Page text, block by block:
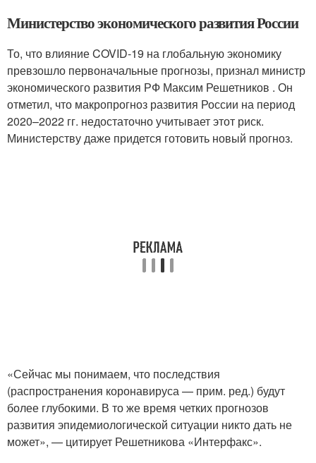
Министерство экономического развития России
То, что влияние COVID-19 на глобальную экономику
превзошло первоначальные прогнозы, признал министр
экономического развития РФ Максим Решетников . Он
отметил, что макропрогноз развития России на период
2020–2022 гг. недостаточно учитывает этот риск.
Министерству даже придется готовить новый прогноз.
«Сейчас мы понимаем, что последствия
(распространения коронавируса — прим. ред.) будут
более глубокими. В то же время четких прогнозов
развития эпидемиологической ситуации никто дать не
может», — цитирует Решетникова «Интерфакс».